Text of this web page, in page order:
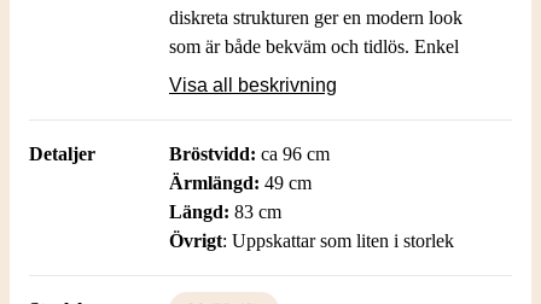
diskreta strukturen ger en modern look
som är både bekväm och tidlös. Enkel
rund halsringning och dold dragkedja bak
Visa all beskrivning
Detaljer Bröstvidd: ca 96 cm
Ärmlängd: 49 cm
Längd: 83 cm
Övrigt: Uppskattar som liten i storlek